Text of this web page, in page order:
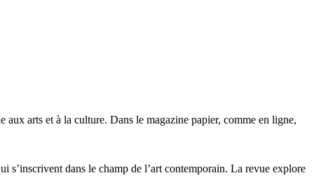
arts et à la culture. Dans le magazine papier, comme en ligne,
s’inscrivent dans le champ de l’art contemporain. La revue explore